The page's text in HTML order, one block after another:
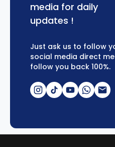
media for daily
updates !
Just ask us to follow
social media direct
follow you back 100%.